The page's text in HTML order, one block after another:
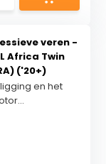
veren -
L Africa Twin
('20+)
en het